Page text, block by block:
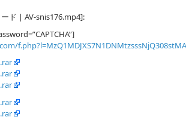
ド | AV-snis176.mp4]: